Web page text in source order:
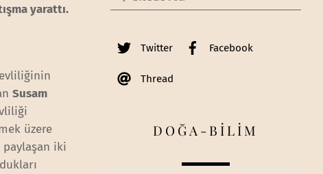
yarattı.
Susam
üzere
paylaşan iki
Twitter Facebook
Thread
DOĞA-BİLİM